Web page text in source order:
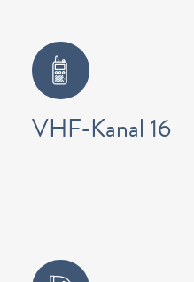
VHF-Kanal 16